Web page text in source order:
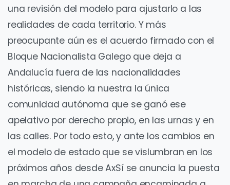
una revisión del modelo para ajustarlo a las
realidades de cada territorio. Y más
preocupante aún es el acuerdo firmado con el
Bloque Nacionalista Galego que deja a
Andalucía fuera de las nacionalidades
históricas, siendo la nuestra la única
comunidad autónoma que se ganó ese
apelativo por derecho propio, en las urnas y en
las calles. Por todo esto, y ante los cambios en
el modelo de estado que se vislumbran en los
próximos años desde AxSí se anuncia la puesta